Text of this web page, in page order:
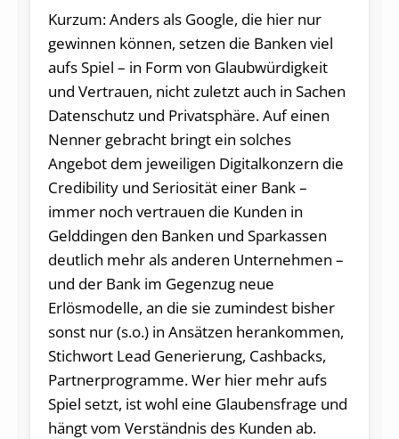
Kurzum: Anders als Google, die hier nur
gewinnen können, setzen die Banken viel
aufs Spiel – in Form von Glaubwürdigkeit
und Vertrauen, nicht zuletzt auch in Sachen
Datenschutz und Privatsphäre. Auf einen
Nenner gebracht bringt ein solches
Angebot dem jeweiligen Digitalkonzern die
Credibility und Seriosität einer Bank –
immer noch vertrauen die Kunden in
Gelddingen den Banken und Sparkassen
deutlich mehr als anderen Unternehmen –
und der Bank im Gegenzug neue
Erlösmodelle, an die sie zumindest bisher
sonst nur (s.o.) in Ansätzen herankommen,
Stichwort Lead Generierung, Cashbacks,
Partnerprogramme. Wer hier mehr aufs
Spiel setzt, ist wohl eine Glaubensfrage und
hängt vom Verständnis des Kunden ab.